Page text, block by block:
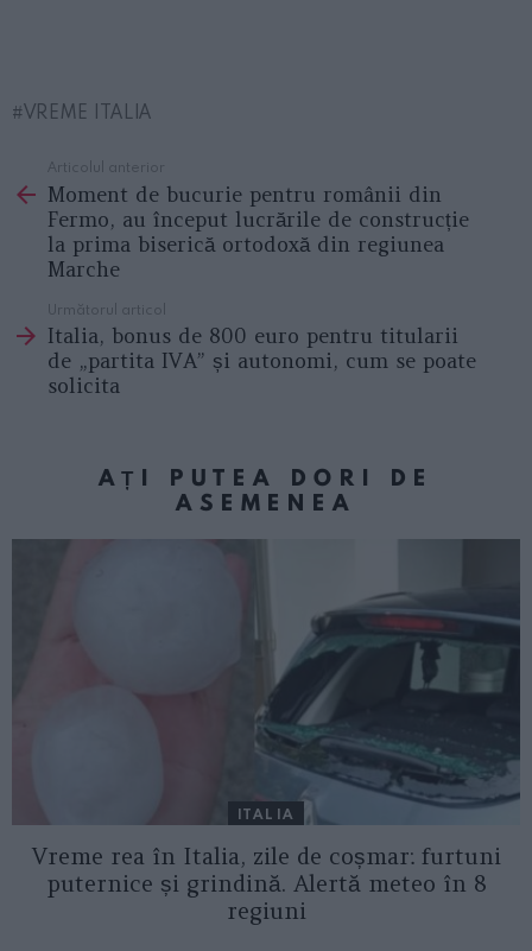
VREME ITALIA
more
Articolul anterior
Moment de bucurie pentru românii din
Fermo, au început lucrările de construcție
la prima biserică ortodoxă din regiunea
Marche
Următorul articol
Italia, bonus de 800 euro pentru titularii
de „partita IVA” și autonomi, cum se poate
solicita
AȚI PUTEA DORI DE
ASEMENEA
ITALIA
Vreme rea în Italia, zile de coșmar: furtuni
puternice și grindină. Alertă meteo în 8
regiuni